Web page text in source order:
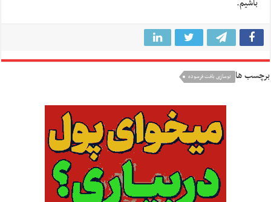
برچسب ها نوسازی بافت فرسوده